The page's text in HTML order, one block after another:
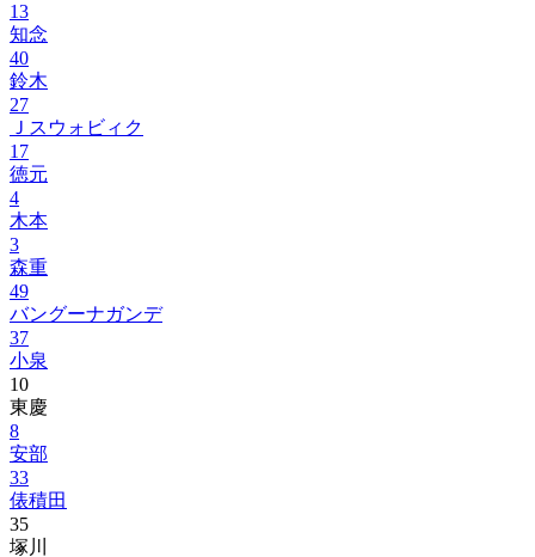
13
知念
40
鈴木
27
Ｊスウォビィク
17
徳元
4
木本
3
森重
49
バングーナガンデ
37
小泉
10
東慶
8
安部
33
俵積田
35
塚川